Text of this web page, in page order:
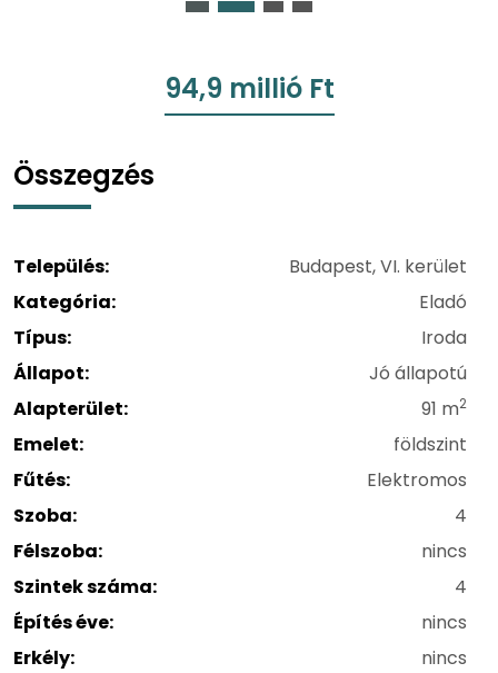
94,9 millió Ft
Összegzés
Település:
Budapest, VI. kerület
Kategória:
Eladó
Típus:
Iroda
Állapot:
Jó állapotú
Alapterület:
91 m2
Emelet:
földszint
Fűtés:
Elektromos
Szoba:
4
Félszoba:
nincs
Szintek száma:
4
Építés éve:
nincs
Erkély:
nincs